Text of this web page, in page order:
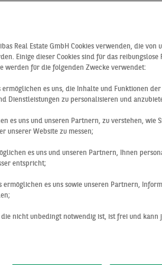
zum
Entscheidungen durch solide
zum Immobilienmarkt zur
Geschäftsbereiche und
den Immobilienmärkten der
Real Estate GmbH Cookies verwenden, die von
Einige dieser Cookies sind für das reibungslose
werden für die folgenden Zwecke verwendet:
es uns, die Inhalte und Funktionen
Dienstleistungen zu personalisieren und
es uns und unseren Partnern, zu verstehen, wie
unserer Website zu messen;
es uns und unseren Partnern, Ihnen
entspricht;
ermöglichen es uns sowie unseren Partnern,
die nicht unbedingt notwendig ist, ist frei und kann